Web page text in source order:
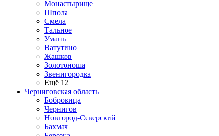
Монастырище
Шпола
Смела
Тальное
Умань
Ватутино
Жашков
Золотоноша
Звенигородка
Ещё 12
Черниговская область
Бобровица
Чернигов
Новгород-Северский
Бахмач